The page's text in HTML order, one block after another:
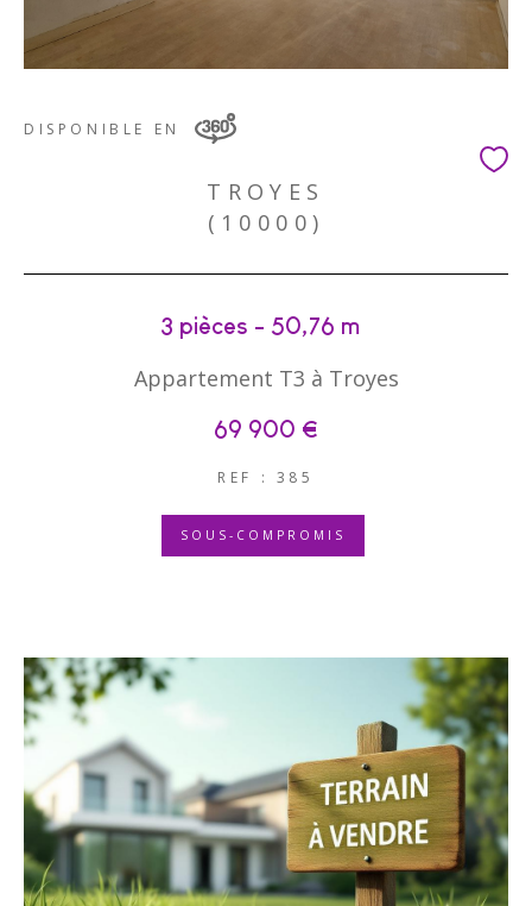
DISPONIBLE EN
TROYES
(10000)
3 pièces - 50,76 m²
Appartement T3 à Troyes
69 900 €
REF : 385
SOUS-COMPROMIS